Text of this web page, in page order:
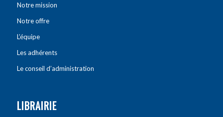
Notre mission
Notre offre
L’équipe
Les adhérents
Le conseil d’administration
LIBRAIRIE